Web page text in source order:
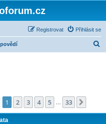
Přihlásit se
Registrovat
z 33
1 2 3 4 5 33